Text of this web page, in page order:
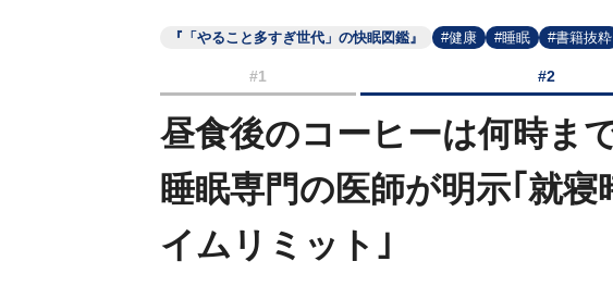
『「やること多すぎ世代」の快眠図鑑』 #健康 #睡眠 #書籍抜粋
#1 #2
昼食後のコーヒーは何時ま
睡眠専門の医師が明示｢就
イムリミット｣